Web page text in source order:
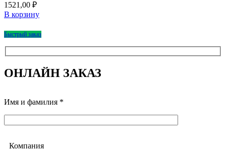
1521,00 ₽
В корзину
Быстрый заказ
ОНЛАЙН ЗАКАЗ
Имя и фамилия *
Компания